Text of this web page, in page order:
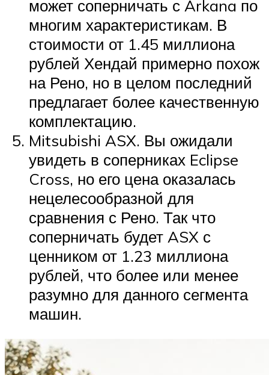
может соперничать с Arkana по
многим характеристикам. В
стоимости от 1.45 миллиона
рублей Хендай примерно похож
на Рено, но в целом последний
предлагает более качественную
комплектацию.
Mitsubishi ASX. Вы ожидали
увидеть в соперниках Eclipse
Cross, но его цена оказалась
нецелесообразной для
сравнения с Рено. Так что
соперничать будет ASX с
ценником от 1.23 миллиона
рублей, что более или менее
разумно для данного сегмента
машин.